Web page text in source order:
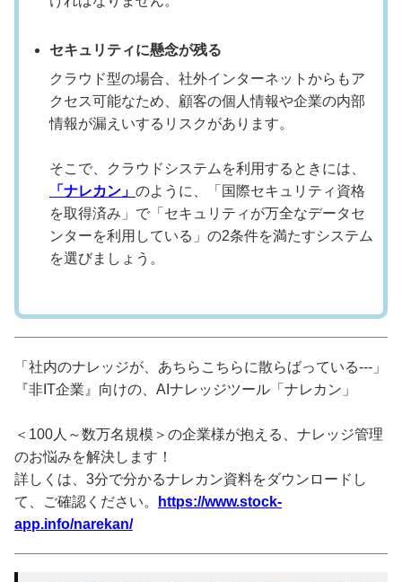
セキュリティに懸念が残る
クラウド型の場合、社外インターネットからもア
クセス可能なため、顧客の個人情報や企業の内部
情報が漏えいするリスクがあります。
そこで、クラウドシステムを利用するときには、
「ナレカン」 のように、「国際セキュリティ資格
を取得済み」で「セキュリティが万全なデータセ
ンターを利用している」の2条件を満たすシステム
を選びましょう。
「社内のナレッジが、あちらこちらに散らばっている---」
『非IT企業』向けの、AIナレッジツール「ナレカン」
＜100人～数万名規模＞の企業様が抱える、ナレッジ管理
のお悩みを解決します！
詳しくは、3分で分かるナレカン資料をダウンロードし
て、ご確認ください。
https://www.stock-
app.info/narekan/